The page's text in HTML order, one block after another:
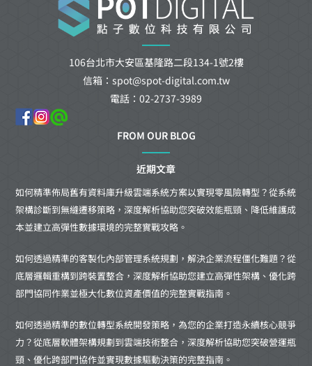
106台北市大安區基隆路二段134-1號2樓
信箱：spot@spot-digital.com.tw
電話：02-2737-3989
FROM OUR BLOG
近期文章
如何精準佈局舊有資料庫升級雲端系統方案以實現零風險轉型？從系統
架構診斷到無縫遷移策略，深度解析協助您突破效能瓶頸、降低維護成
本並建立高彈性數據環境的完整實戰攻略。
如何透過精準的客製化內部管理系統規劃，解決企業流程僵化難題？從
底層邏輯重構到跨裝置整合，深度解析協助您建立高彈性架構、優化跨
部門協同作業並極大化數位資產價值的完整實戰指南。
如何透過精準的數位轉型系統開發策略，為您的企業打造永續核心競爭
力？從底層軟體架構規劃到雲端技術整合，深度解析協助您突破營運瓶
頸、優化跨部門協作並實現數據驅動決策的完整指南。